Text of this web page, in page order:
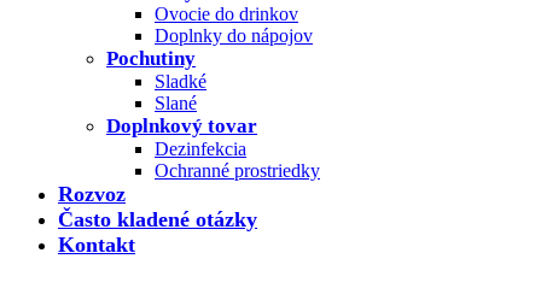
Ovocie do drinkov
Doplnky do nápojov
Pochutiny
Sladké
Slané
Doplnkový tovar
Dezinfekcia
Ochranné prostriedky
Rozvoz
Často kladené otázky
Kontakt